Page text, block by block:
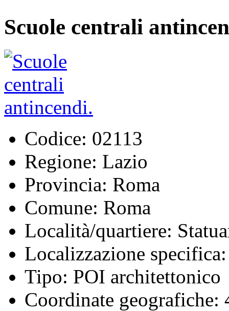
Scuole centrali
Codice: 02113
Regione: Lazio
Provincia: Roma
Comune: Roma
Località/quartiere:
Localizzazione specifica:
Tipo: POI architettonico
Coordinate geografiche: